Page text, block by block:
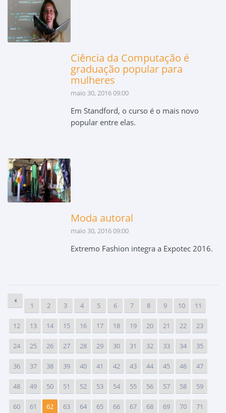
Ciência da Computação é
graduação popular para
mulheres
maio 30, 2016 09:00
Em Standford, o curso é o mais novo
popular entre elas.
Moda autoral
maio 30, 2016 09:00
Extremo Fashion integra a Expotec 2016.
1 2 3 4 5 6 7 8 9 10 11
12 13 14 15 16 17 18 19 20 21 22 23
24 25 26 27 28 29 30 31 32 33 34 35
36 37 38 39 40 41 42 43 44 45 46 47
48 49 50 51 52 53 54 55 56 57 58 59
60 61 62 63 64 65 66 67 68 69 70 71